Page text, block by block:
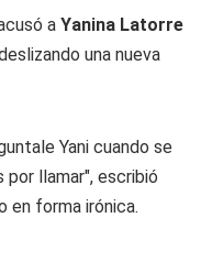
a Yanina Latorre
una nueva
Yani cuando se
por llamar", escribió
en forma irónica.